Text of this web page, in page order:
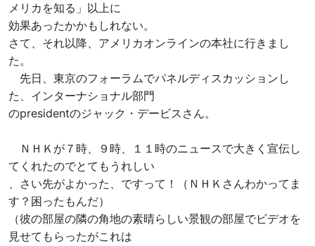
メリカを知る」以上に
効果あったかかもしれない。
さて、それ以降、アメリカオンラインの本社に行きまし
た。
先日、東京のフォーラムでパネルディスカッションし
た、インターナショナル部門
のpresidentのジャック・デービスさん。
ＮＨＫが７時、９時、１１時のニュースで大きく宣伝し
てくれたのでとてもうれしい
、さい先がよかった、ですって！（ＮＨＫさんわかってま
す？困ったもんだ）
（彼の部屋の隣の角地の素晴らしい景観の部屋でビデオを
見せてもらったがこれは